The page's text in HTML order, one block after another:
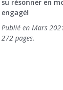
su résonner en
engagé!
Publié en Mars
272 pages.